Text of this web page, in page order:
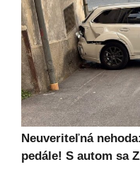
Neuveriteľná
pedále! S autom sa